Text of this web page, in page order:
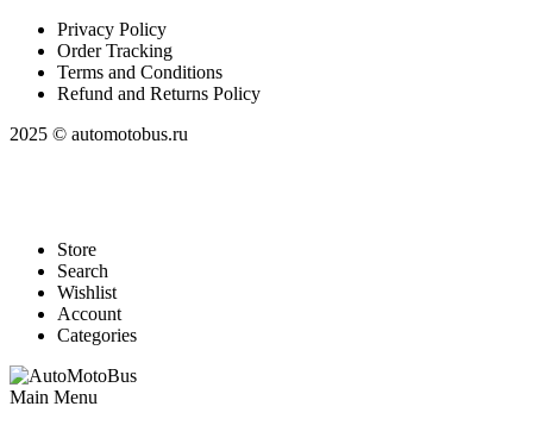
Privacy Policy
Order Tracking
Terms and Conditions
Refund and Returns Policy
2025 © automotobus.ru
Store
Search
Wishlist
Account
Categories
Main Menu